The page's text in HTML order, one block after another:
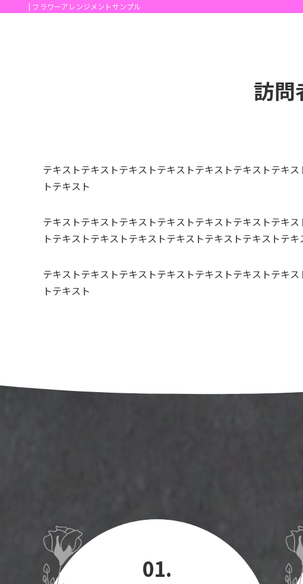
| フラワーアレンジメントサンプル
訪問
テキストテキストテキストテキストテキストテキストテキ
トテキスト
テキストテキストテキストテキストテキストテキストテキ
トテキストテキストテキストテキストテキストテキストテ
テキストテキストテキストテキストテキストテキストテキ
トテキスト
01.